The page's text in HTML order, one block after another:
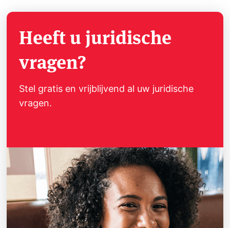
Heeft u juridische
vragen?
Stel gratis en vrijblijvend al uw juridische
vragen.